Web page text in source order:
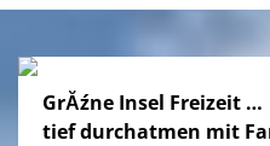
GrĂźne Insel Freizeit …
tief durchatmen mit